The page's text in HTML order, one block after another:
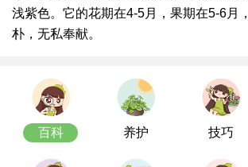
浅紫色。它的花期在4-5月，果期在5-6月
朴，无私奉献。
百科 养护 技巧